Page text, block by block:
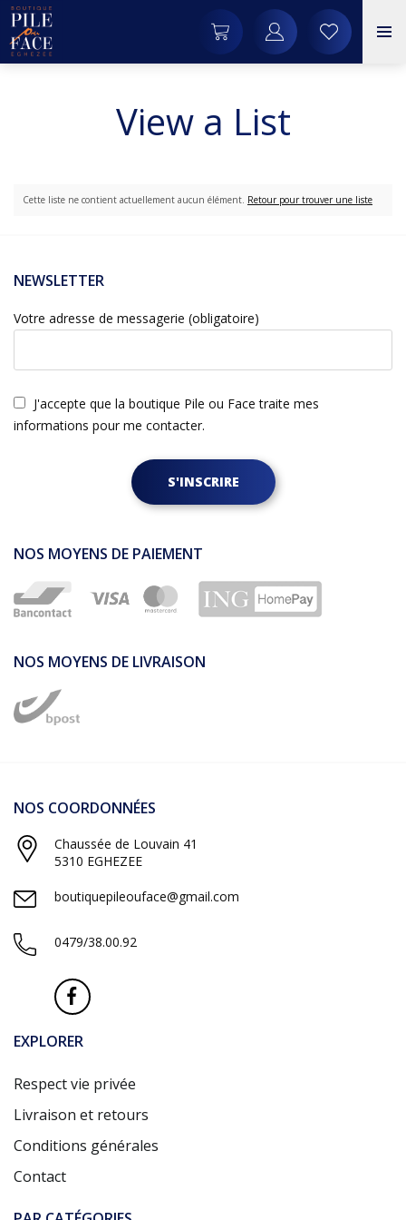
View a List
Cette liste ne contient actuellement aucun élément. Retour pour trouver une liste
NEWSLETTER
Votre adresse de messagerie (obligatoire)
J'accepte que la boutique Pile ou Face traite mes
informations pour me contacter.
S'INSCRIRE
NOS MOYENS DE PAIEMENT
NOS MOYENS DE LIVRAISON
NOS COORDONNÉES
Chaussée de Louvain 41
5310 EGHEZEE
boutiquepileouface@gmail.com
0479/38.00.92
EXPLORER
Respect vie privée
Livraison et retours
Conditions générales
Contact